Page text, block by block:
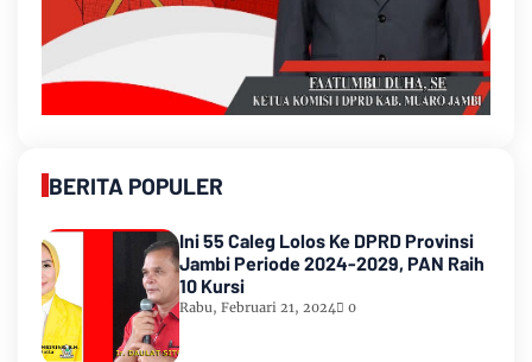
BERITA POPULER
Ini 55 Caleg Lolos Ke DPRD Provinsi
Jambi Periode 2024-2029, PAN Raih
10 Kursi
Rabu, Februari 21, 2024 0